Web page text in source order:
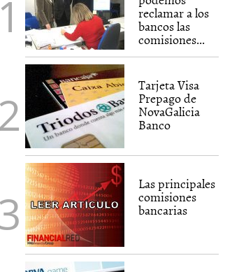
reclamar a los
bancos las
comisiones...
Tarjeta Visa
Prepago de
NovaGalicia
Banco
Las principales
comisiones
bancarias